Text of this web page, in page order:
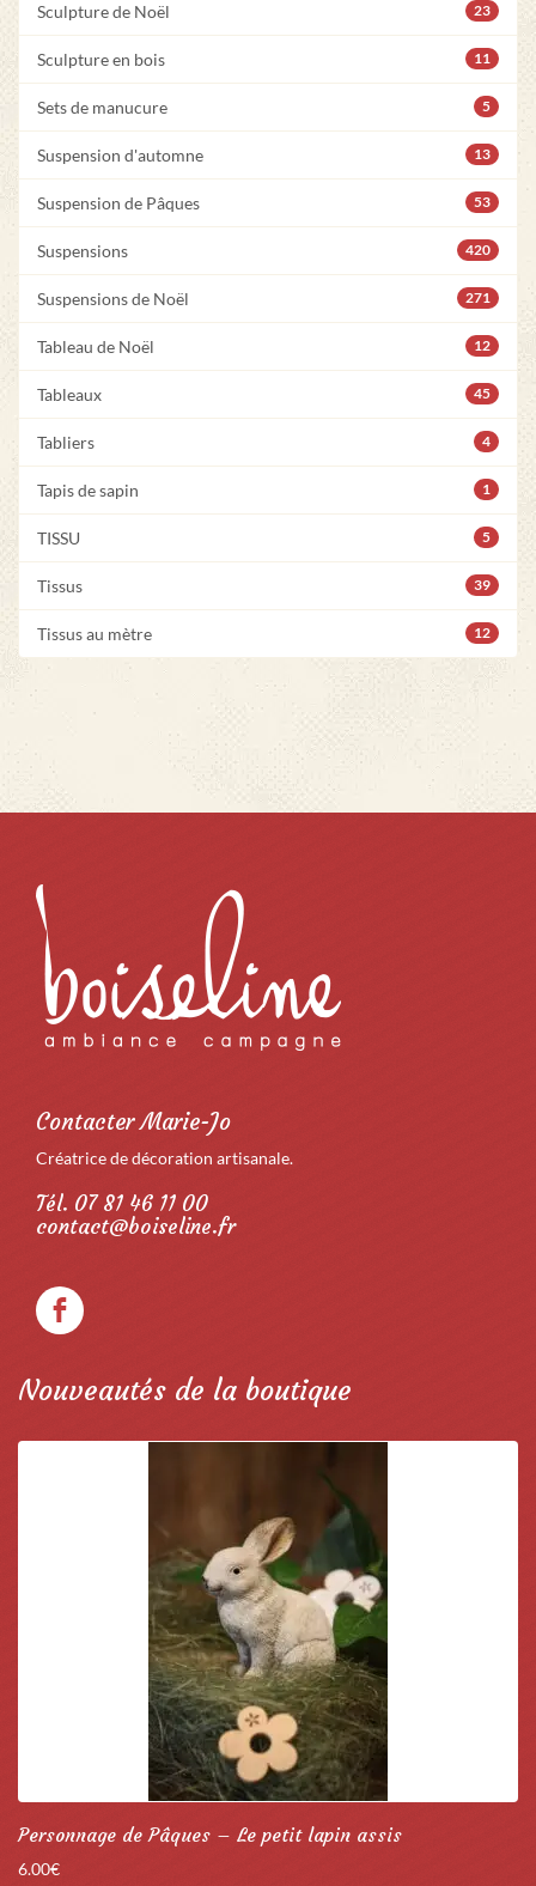
Sculpture de Noël 23
Sculpture en bois 11
Sets de manucure 5
Suspension d'automne 13
Suspension de Pâques 53
Suspensions 420
Suspensions de Noël 271
Tableau de Noël 12
Tableaux 45
Tabliers 4
Tapis de sapin 1
TISSU 5
Tissus 39
Tissus au mètre 12
Contacter Marie-Jo
Créatrice de décoration artisanale.
Tél. 07 81 46 11 00
contact@boiseline.fr
Nouveautés de la boutique
Personnage de Pâques – Le petit lapin assis
6.00€